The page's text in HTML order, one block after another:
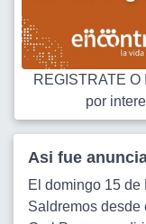
REGISTRATE O
por
Asi fue
El domingo 15 de
Saldremos desde